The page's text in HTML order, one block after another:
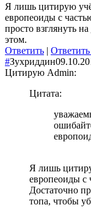
Я лишь цитирую
европеоиды с
просто взглянуть
этом.
Ответить |
#Зухриддин
Цитирую Admin:
Цитата:
Я лишь
европеоиды с
Достаточно
топа, чтобы